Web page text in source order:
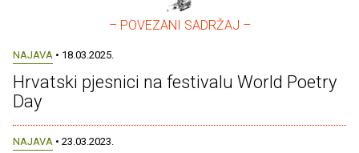
– POVEZANI SADRŽAJ –
NAJAVA • 18.03.2025.
Hrvatski pjesnici na festivalu World Poetry
Day
NAJAVA • 23.03.2023.